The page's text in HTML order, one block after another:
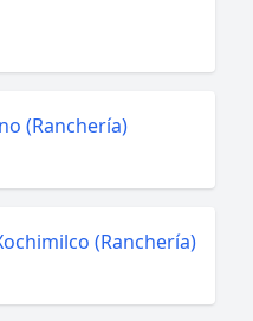
(Ranchería)
(Ranchería)